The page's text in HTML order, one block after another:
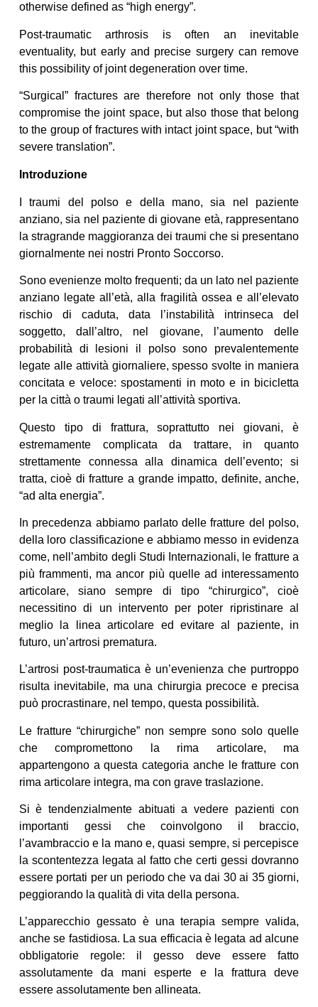
otherwise defined as “high energy”.
Post-traumatic arthrosis is often an inevitable
eventuality, but early and precise surgery can remove
this possibility of joint degeneration over time.
“Surgical” fractures are therefore not only those that
compromise the joint space, but also those that belong
to the group of fractures with intact joint space, but “with
severe translation”.
Introduzione
I traumi del polso e della mano, sia nel paziente
anziano, sia nel paziente di giovane età, rappresentano
la stragrande maggioranza dei traumi che si presentano
giornalmente nei nostri Pronto Soccorso.
Sono evenienze molto frequenti; da un lato nel paziente
anziano legate all’età, alla fragilità ossea e all’elevato
rischio di caduta, data l’instabilità intrinseca del
soggetto, dall’altro, nel giovane, l’aumento delle
probabilità di lesioni il polso sono prevalentemente
legate alle attività giornaliere, spesso svolte in maniera
concitata e veloce: spostamenti in moto e in bicicletta
per la città o traumi legati all’attività sportiva.
Questo tipo di frattura, soprattutto nei giovani, è
estremamente complicata da trattare, in quanto
strettamente connessa alla dinamica dell’evento; si
tratta, cioè di fratture a grande impatto, definite, anche,
“ad alta energia”.
In precedenza abbiamo parlato delle fratture del polso,
della loro classificazione e abbiamo messo in evidenza
come, nell’ambito degli Studi Internazionali, le fratture a
più frammenti, ma ancor più quelle ad interessamento
articolare, siano sempre di tipo “chirurgico”, cioè
necessitino di un intervento per poter ripristinare al
meglio la linea articolare ed evitare al paziente, in
futuro, un’artrosi prematura.
L’artrosi post-traumatica è un’evenienza che purtroppo
risulta inevitabile, ma una chirurgia precoce e precisa
può procrastinare, nel tempo, questa possibilità.
Le fratture “chirurgiche” non sempre sono solo quelle
che compromettono la rima articolare, ma
appartengono a questa categoria anche le fratture con
rima articolare integra, ma con grave traslazione.
Si è tendenzialmente abituati a vedere pazienti con
importanti gessi che coinvolgono il braccio,
l’avambraccio e la mano e, quasi sempre, si percepisce
la scontentezza legata al fatto che certi gessi dovranno
essere portati per un periodo che va dai 30 ai 35 giorni,
peggiorando la qualità di vita della persona.
L’apparecchio gessato è una terapia sempre valida,
anche se fastidiosa. La sua efficacia è legata ad alcune
obbligatorie regole: il gesso deve essere fatto
assolutamente da mani esperte e la frattura deve
essere assolutamente ben allineata.